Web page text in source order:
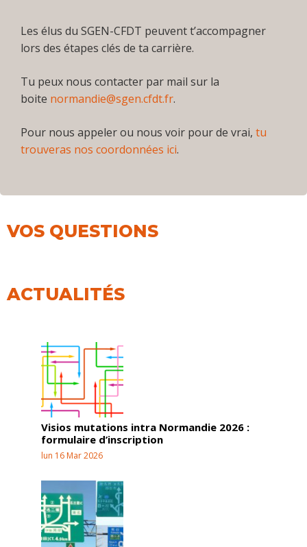
Les élus du SGEN-CFDT peuvent t’accompagner
lors des étapes clés de ta carrière.
Tu peux nous contacter par mail sur la
boite normandie@sgen.cfdt.fr.
Pour nous appeler ou nous voir pour de vrai, tu
trouveras nos coordonnées ici.
VOS QUESTIONS
ACTUALITÉS
Visios mutations intra Normandie 2026 :
formulaire d’inscription
lun 16 Mar 2026